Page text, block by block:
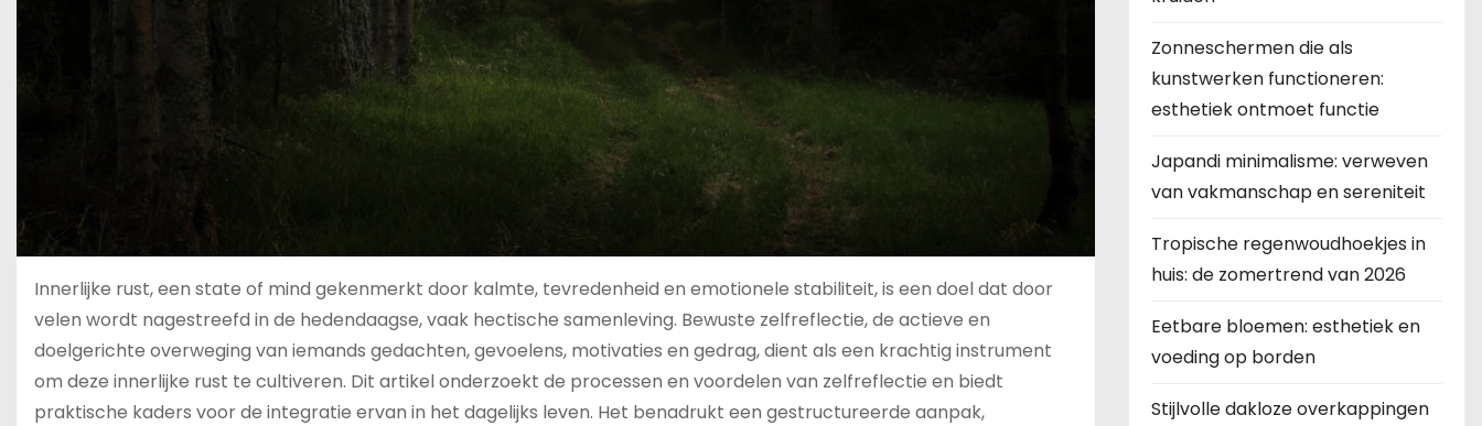
Innerlijke rust, een state of mind gekenmerkt door kalmte, tevredenheid en emotionele stabiliteit, is een doel dat door
velen wordt nagestreefd in de hedendaagse, vaak hectische samenleving. Bewuste zelfreflectie, de actieve en
doelgerichte overweging van iemands gedachten, gevoelens, motivaties en gedrag, dient als een krachtig instrument
om deze innerlijke rust te cultiveren. Dit artikel onderzoekt de processen en voordelen van zelfreflectie en biedt
praktische kaders voor de integratie ervan in het dagelijks leven. Het benadrukt een gestructureerde aanpak,
Zonneschermen die als
kunstwerken functioneren:
esthetiek ontmoet functie
Japandi minimalisme: verweven
van vakmanschap en sereniteit
Tropische regenwoudhoekjes in
huis: de zomertrend van 2026
Eetbare bloemen: esthetiek en
voeding op borden
Stijlvolle dakloze overkappingen